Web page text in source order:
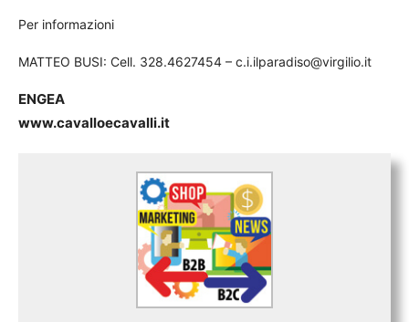
Per informazioni
MATTEO BUSI: Cell. 328.4627454 – c.i.ilparadiso@virgilio.it
ENGEA
www.cavalloecavalli.it